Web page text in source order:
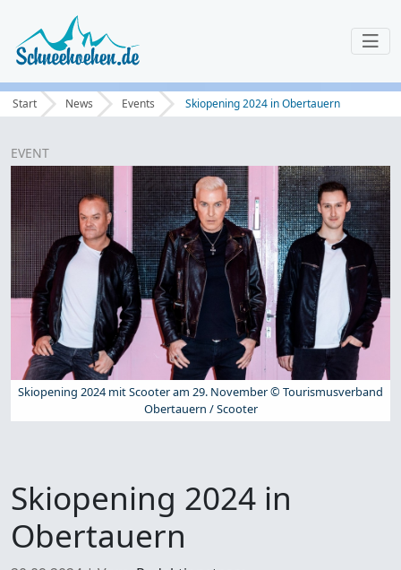
Start News Events Skiopening 2024 in Obertauern
EVENT
Skiopening 2024 mit Scooter am 29. November © Tourismusverband
Obertauern / Scooter
Skiopening 2024 in
Obertauern